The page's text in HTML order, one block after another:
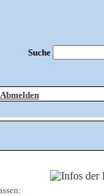
Suche
Abmelden